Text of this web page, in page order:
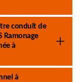
conduit de
Ramonage
à
à